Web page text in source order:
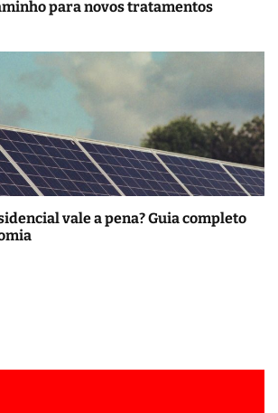
para novos tratamentos
vale a pena? Guia completo